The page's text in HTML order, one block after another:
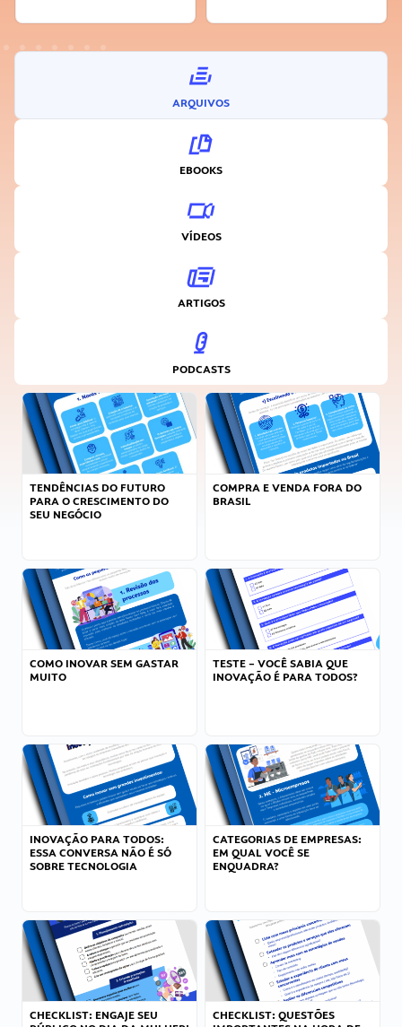
ARQUIVOS
EBOOKS
VÍDEOS
ARTIGOS
PODCASTS
TENDÊNCIAS DO FUTURO
PARA O CRESCIMENTO DO
SEU NEGÓCIO
COMPRA E VENDA FORA DO
BRASIL
COMO INOVAR SEM GASTAR
MUITO
TESTE – VOCÊ SABIA QUE
INOVAÇÃO É PARA TODOS?
INOVAÇÃO PARA TODOS:
ESSA CONVERSA NÃO É SÓ
SOBRE TECNOLOGIA
CATEGORIAS DE EMPRESAS:
EM QUAL VOCÊ SE
ENQUADRA?
CHECKLIST: ENGAJE SEU
CHECKLIST: QUESTÕES